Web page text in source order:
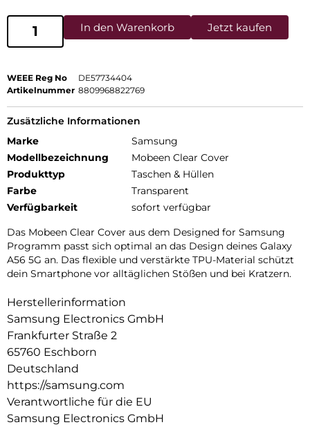
In den Warenkorb Jetzt kaufen
WEEE Reg No
DE57734404
Artikelnummer 8809968822769
Zusätzliche Informationen
Marke
Samsung
Modellbezeichnung
Mobeen Clear Cover
Produkttyp
Taschen & Hüllen
Farbe
Transparent
Verfügbarkeit
sofort verfügbar
Das Mobeen Clear Cover aus dem Designed for Samsung
Programm passt sich optimal an das Design deines Galaxy
A56 5G an. Das flexible und verstärkte TPU-Material schützt
dein Smartphone vor alltäglichen Stößen und bei Kratzern.
Herstellerinformation
Samsung Electronics GmbH
Frankfurter Straße 2
65760 Eschborn
Deutschland
https://samsung.com
Verantwortliche für die EU
Samsung Electronics GmbH